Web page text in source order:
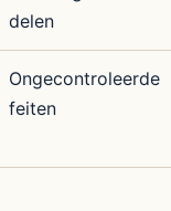
delen
Ongecontroleerde
feiten